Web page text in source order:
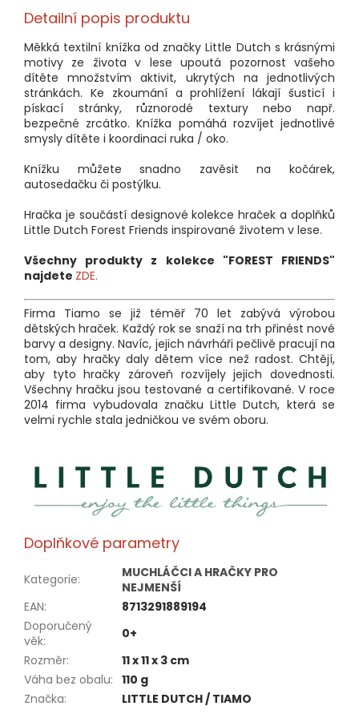
Detailní popis produktu
Měkká textilní knížka od značky Little Dutch s krásnými
motivy ze života v lese upoutá pozornost vašeho
dítěte množstvím aktivit, ukrytých na jednotlivých
stránkách. Ke zkoumání a prohlížení lákají šusticí i
pískací stránky, různorodé textury nebo např.
bezpečné zrcátko. Knížka pomáhá rozvíjet jednotlivé
smysly dítěte i koordinaci ruka / oko.
Knížku můžete snadno zavěsit na kočárek,
autosedačku či postýlku.
Hračka je součástí designové kolekce hraček a doplňků
Little Dutch Forest Friends inspirované životem v lese.
Všechny produkty z kolekce "FOREST FRIENDS"
najdete ZDE.
Firma Tiamo se již téměř 70 let zabývá výrobou
dětských hraček. Každý rok se snaží na trh přinést nové
barvy a designy. Navíc, jejich návrháři pečlivě pracují na
tom, aby hračky daly dětem více než radost. Chtějí,
aby tyto hračky zároveň rozvíjely jejich dovednosti.
Všechny hračku jsou testované a certifikované. V roce
2014 firma vybudovala značku Little Dutch, která se
velmi rychle stala jedničkou ve svém oboru.
Doplňkové parametry
Kategorie:
MUCHLÁČCI A HRAČKY PRO
NEJMENŠÍ
EAN:
8713291889194
Doporučený
věk:
0+
Rozměr:
11 x 11 x 3 cm
Váha bez obalu: 110 g
Značka: LITTLE DUTCH / TIAMO